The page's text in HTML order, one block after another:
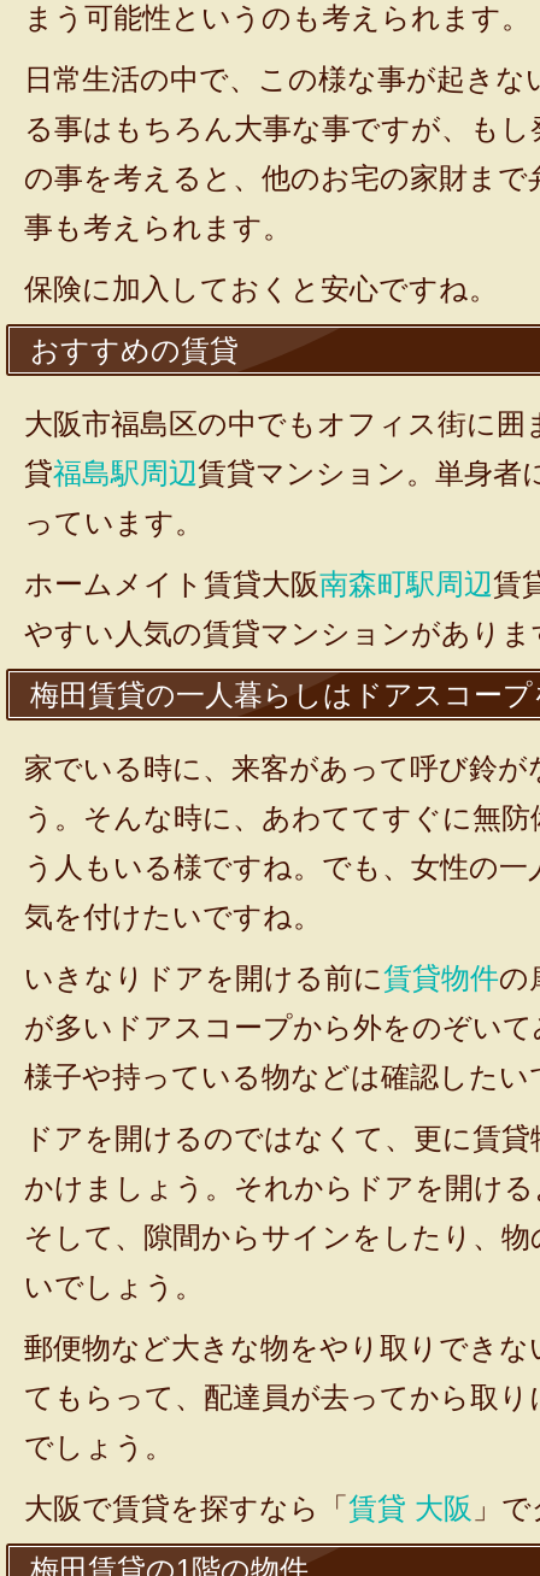
まう可能性というのも考えられます。
日常生活の中で、この様な事が起き
る事はもちろん大事な事ですが、も
の事を考えると、他のお宅の家財ま
事も考えられます。
保険に加入しておくと安心ですね。
おすすめの賃貸
大阪市福島区の中でもオフィス街に囲
貸福島駅周辺賃貸マンション。単身者
っています。
ホームメイト賃貸大阪南森町駅周辺賃
やすい人気の賃貸マンションがありま
梅田賃貸の一人暮らしはドアスコープ
家でいる時に、来客があって呼び鈴
う。そんな時に、あわててすぐに無
う人もいる様ですね。でも、女性の
気を付けたいですね。
いきなりドアを開ける前に賃貸物件の
が多いドアスコープから外をのぞい
様子や持っている物などは確認したい
ドアを開けるのではなくて、更に賃
かけましょう。それからドアを開け
そして、隙間からサインをしたり、
いでしょう。
郵便物など大きな物をやり取りでき
てもらって、配達員が去ってから取
でしょう。
大阪で賃貸を探すなら「 賃貸 大阪 」
梅田賃貸の1階の物件